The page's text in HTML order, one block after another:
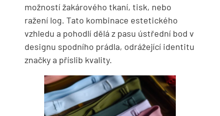
možností žakárového tkaní, tisk, nebo
ražení log. Tato kombinace estetického
vzhledu a pohodlí dělá z pasu ústřední bod v
designu spodního prádla, odrážející identitu
značky a příslib kvality.